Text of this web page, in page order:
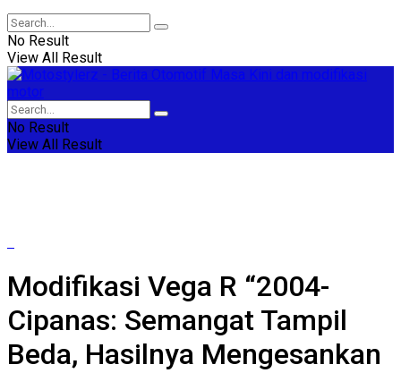
No Result
View All Result
No Result
View All Result
Modifikasi Vega R “2004-
Cipanas: Semangat Tampil
Beda, Hasilnya Mengesankan